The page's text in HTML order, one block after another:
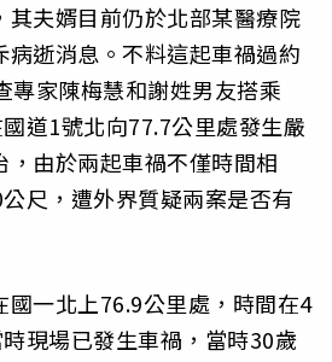
其夫婿目前仍於北部某醫療院
逝消息。不料這起車禍過約
專家陳梅慧和謝姓男友搭乘
道1號北向77.7公里處發生嚴
由於兩起車禍不僅時間相
尺，遭外界質疑兩案是否有
國一北上76.9公里處，時間在4
現場已發生車禍，當時30歲